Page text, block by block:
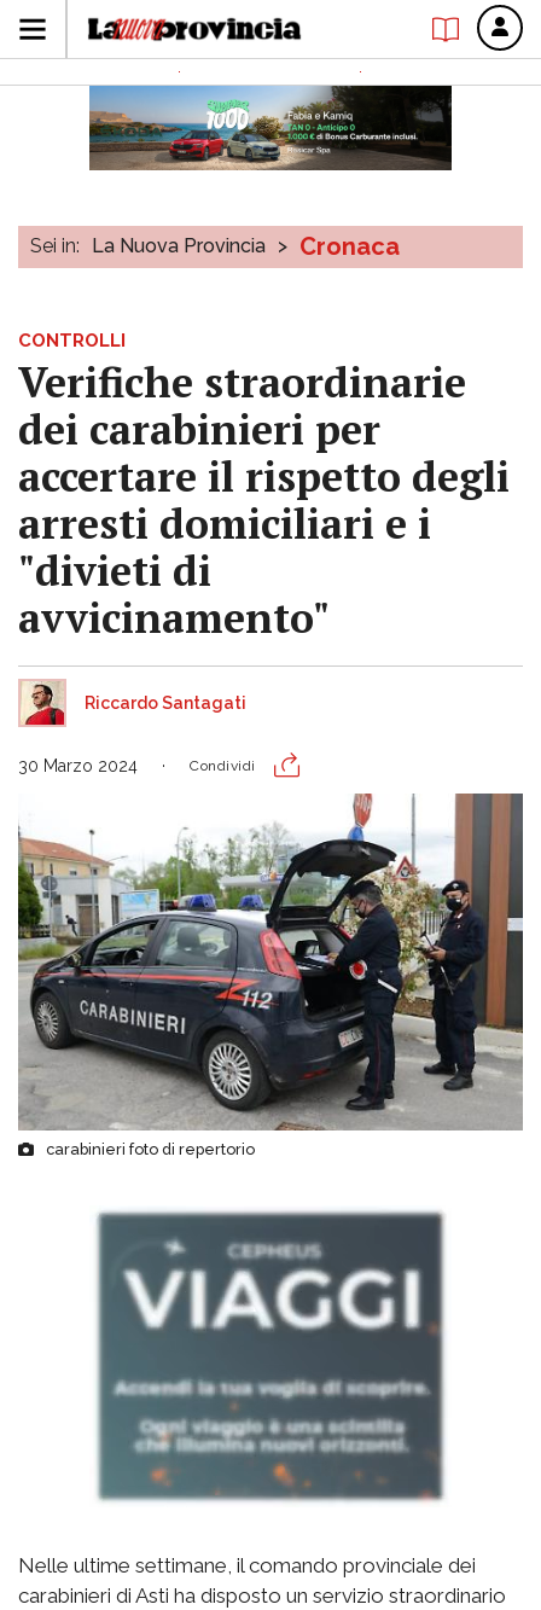
Sei in: La Nuova Provincia > Cronaca
CONTROLLI
Verifiche straordinarie
dei carabinieri per
accertare il rispetto degli
arresti domiciliari e i
"divieti di
avvicinamento"
Riccardo Santagati
30 Marzo 2024 Condividi
carabinieri foto di repertorio
Nelle ultime settimane, il comando provinciale dei
carabinieri di Asti ha disposto un servizio straordinario